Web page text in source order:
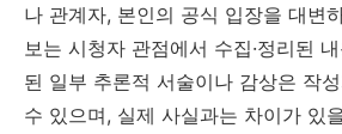
나 관계자, 본인의 공식 입장을 대변
보는 시청자 관점에서 수집·정리된
된 일부 추론적 서술이나 감상은 작
수 있으며, 실제 사실과는 차이가 있